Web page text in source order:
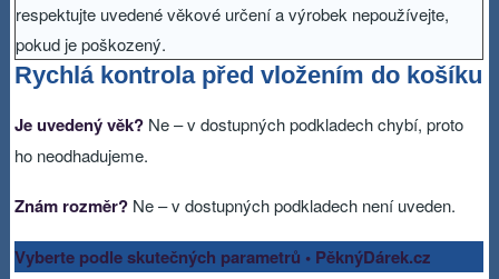
respektujte uvedené věkové určení a výrobek nepoužívejte,
pokud je poškozený.
Rychlá kontrola před vložením do košíku
Je uvedený věk? Ne – v dostupných podkladech chybí, proto
ho neodhadujeme.
Znám rozměr? Ne – v dostupných podkladech není uveden.
Vyberte podle skutečných parametrů • PěknýDárek.cz